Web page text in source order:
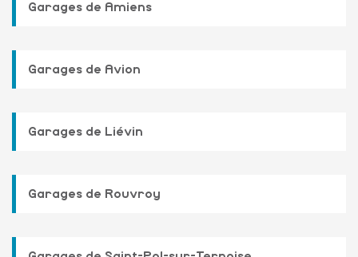
Garages de Amiens
Garages de Avion
Garages de Liévin
Garages de Rouvroy